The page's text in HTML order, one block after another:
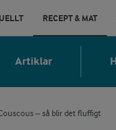
RECEPT & MAT
Artiklar
– så blir det fluffigt